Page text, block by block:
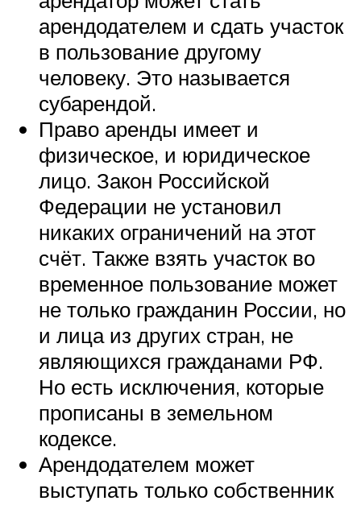
арендодателем и сдать участок
в пользование другому
человеку. Это называется
субарендой.
Право аренды имеет и
физическое, и юридическое
лицо. Закон Российской
Федерации не установил
никаких ограничений на этот
счёт. Также взять участок во
временное пользование может
не только гражданин России, но
и лица из других стран, не
являющихся гражданами РФ.
Но есть исключения, которые
прописаны в земельном
кодексе.
Арендодателем может
выступать только собственник